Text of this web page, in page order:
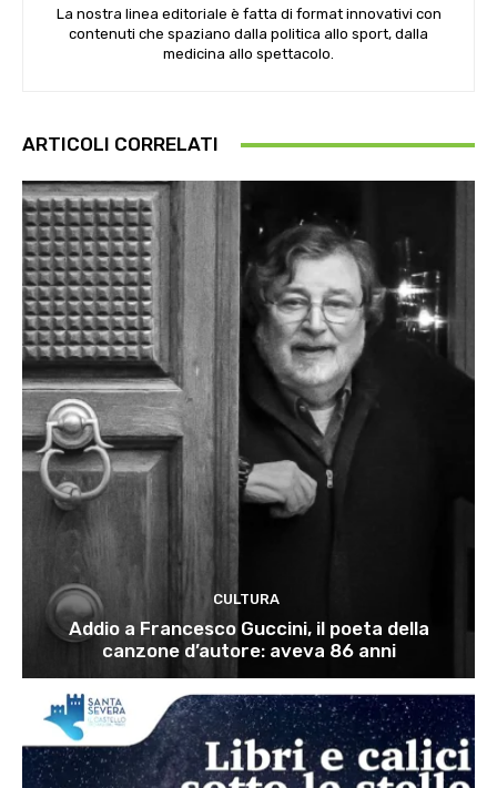
La nostra linea editoriale è fatta di format innovativi con
contenuti che spaziano dalla politica allo sport, dalla
medicina allo spettacolo.
ARTICOLI CORRELATI
CULTURA
Addio a Francesco Guccini, il poeta della
canzone d’autore: aveva 86 anni